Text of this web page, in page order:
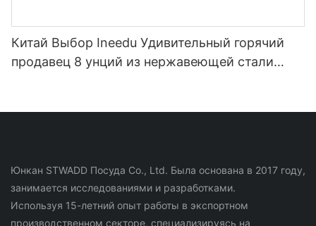
Китай Выбор Ineedu Удивительный горячий
продавец 8 унций из нержавеющей стали
Юнкан STWADD Посуда Co., Ltd. Была основана в 2017 году,
занимается исследованиями и разработками.
Используя 15-летний опыт работы в экспортном
производственном секторе, специализируясь на